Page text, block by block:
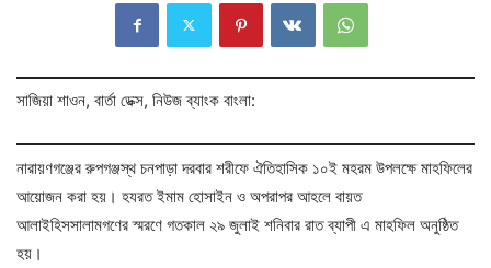
সাজিয়া শাওন, বার্তা ডেক্স, নিউজ ব্যাংক বাংলা:
নারায়ণগঞ্জের রুপগঞ্জস্থ চনপাড়া দরবার শরীফে ঐতিহাসিক ১০ই মহরম উপলক্ষে মাহফিলের
আয়োজন করা হয়। হযরত ইমাম হোসাইন ও অপরাপর আহলে বায়ত
আলাইহিসসালামগণের স্মরণে গতকাল ২৯ জুলাই শনিবার রাত ব্যাপী এ মাহফিল অনুষ্ঠিত
হয়।